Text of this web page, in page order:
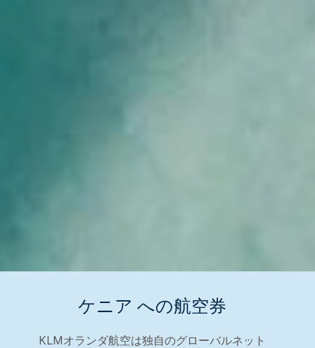
ケニア への航空券
KLMオランダ航空は独自のグローバルネット